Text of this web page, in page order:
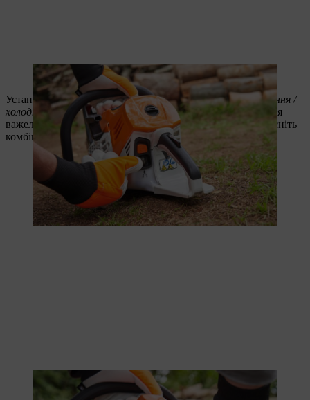
Натискання на паливний насос допомагає процесу запуску.
Установіть комбінований важіль у положеннядроселювання /
холодного запуску . Для цього спочатку зніміть блокування
важеля газу й натисніть на важіль газу. Після цього натисніть
комбінований важіль до кінця вниз.
Комбінований важіль має бути натиснуто до кінця вниз.